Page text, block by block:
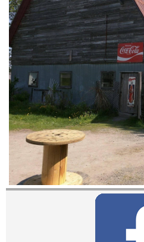
Fenêtres
Chaises
Contact
Contactez nous!